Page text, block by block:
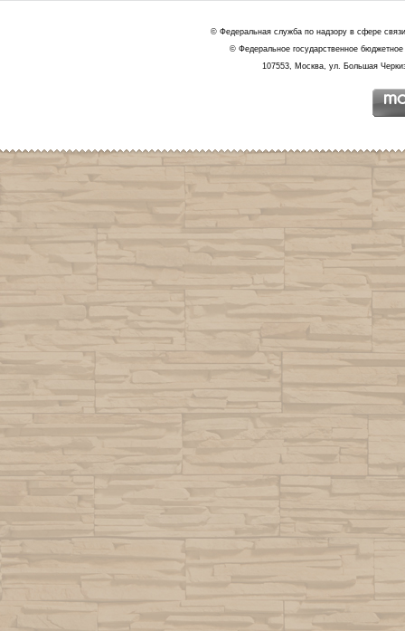
© Федеральная служба по надзору в сфере
© Федеральное государственное
107553, Москва, ул. Большая